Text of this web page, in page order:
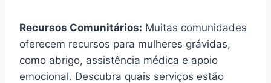
Recursos Comunitários: Muitas comunidades
oferecem recursos para mulheres grávidas,
como abrigo, assistência médica e apoio
emocional. Descubra quais serviços estão